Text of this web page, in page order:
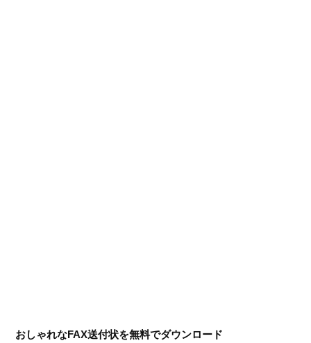
おしゃれなFAX送付状を無料でダウンロード